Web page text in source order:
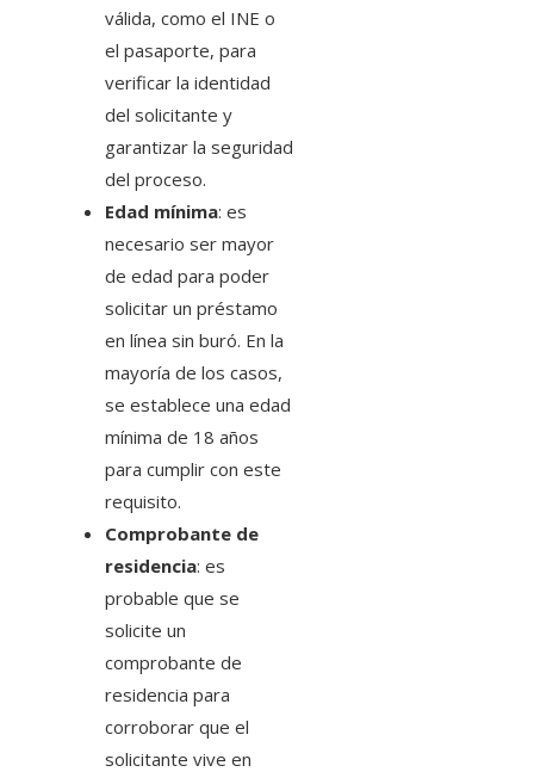
válida, como el INE o
el pasaporte, para
verificar la identidad
del solicitante y
garantizar la seguridad
del proceso.
Edad mínima: es
necesario ser mayor
de edad para poder
solicitar un préstamo
en línea sin buró. En la
mayoría de los casos,
se establece una edad
mínima de 18 años
para cumplir con este
requisito.
Comprobante de
residencia: es
probable que se
solicite un
comprobante de
residencia para
corroborar que el
solicitante vive en